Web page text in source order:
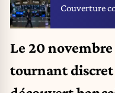
Couverture
Le 20
tournant discret